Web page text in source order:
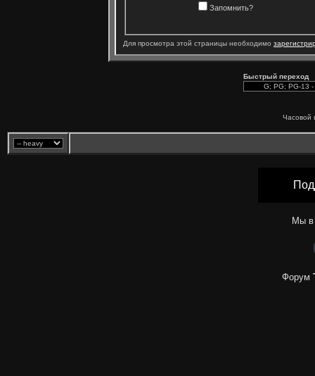
Запомнить?
Для просмотра этой страницы необходимо
Быстрый переход
Часовой
Мы в
Форум